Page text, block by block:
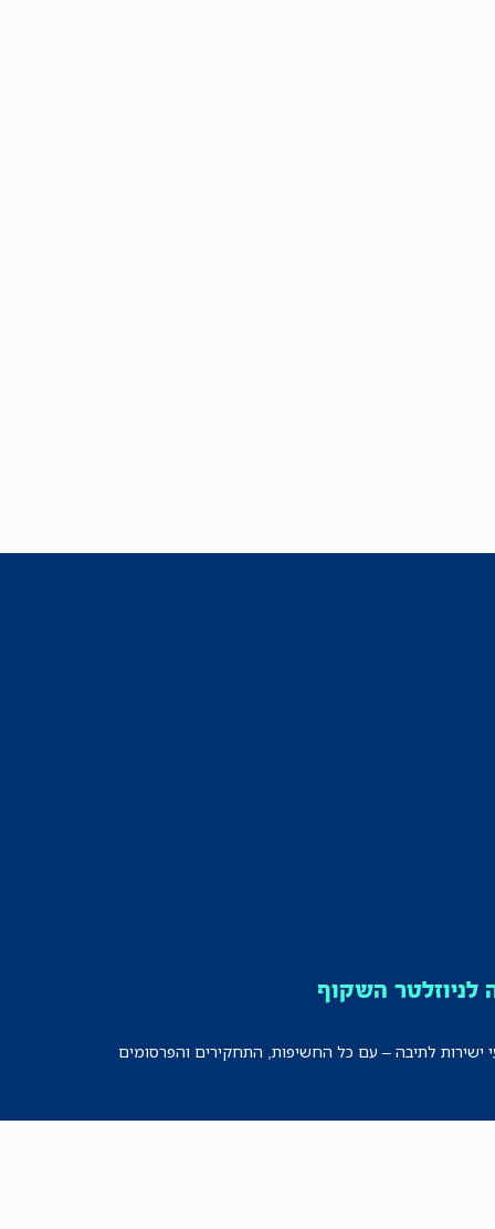
השקוף
ישירות לתיבה – עם כל החשיפות, התחקירים והפרסומים